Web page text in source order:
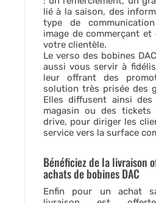
lié à la saison, des
type de
image de commerçant et
votre clientèle.
Le verso des bobines
aussi vous servir à
leur offrant des
solution très prisée des
Elles diffusent ainsi des
magasin ou des
drive, pour diriger les
service vers la surface
Bénéficiez de la livraison
achats de bobines DAC
Enfin pour un achat